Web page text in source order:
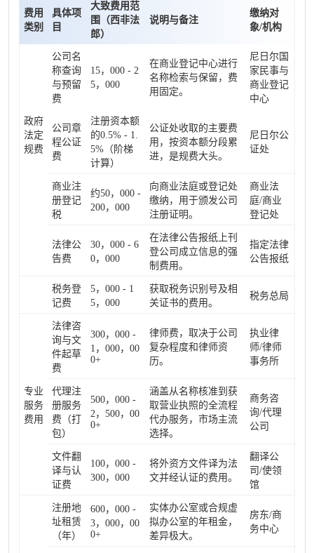
费用
类别
具体项
目
大致费用范
围（西非法
郎）
说明与备注
缴纳对
象/机构
政府
法定
规费
公司名
称查询
与预留
费
15，000 - 2
5，000
在商业登记中心进行
名称检索与保留，费
用固定。
尼日尔国
家民事与
商业登记
中心
公司章
程公证
费
注册资本额
的0.5% - 1.
5%（阶梯
计算）
公证处收取的主要费
用，按资本额分段累
进，是规费大头。
尼日尔公
证处
商业注
册登记
税
约50，000 -
200，000
向商业法庭或登记处
缴纳，用于颁发公司
注册证明。
商业法
庭/商业
登记处
法律公
告费
30，000 - 6
0，000
在法律公告报纸上刊
登公司成立信息的强
制费用。
指定法律
公告报纸
税务登
记费
5，000 - 1
5，000
获取税务识别号及相
关证书的费用。
税务总局
专业
服务
费用
法律咨
询与文
件起草
费
300，000 -
1，000，00
0+
律师费，取决于公司
复杂程度和律师资
历。
执业律
师/律师
事务所
代理注
册服务
费（打
包）
500，000 -
2，500，00
0+
涵盖从名称核准到获
取营业执照的全流程
代办服务，市场主流
选择。
商务咨
询/代理
公司
文件翻
译与认
证费
100，000 -
300，000
将外资方文件译为法
文并经认证的费用。
翻译公
司/使领
馆
注册地
址租赁
（年）
600，000 -
3，000，00
0+
实体办公室或合规虚
拟办公室的年租金，
差异极大。
房东/商
务中心